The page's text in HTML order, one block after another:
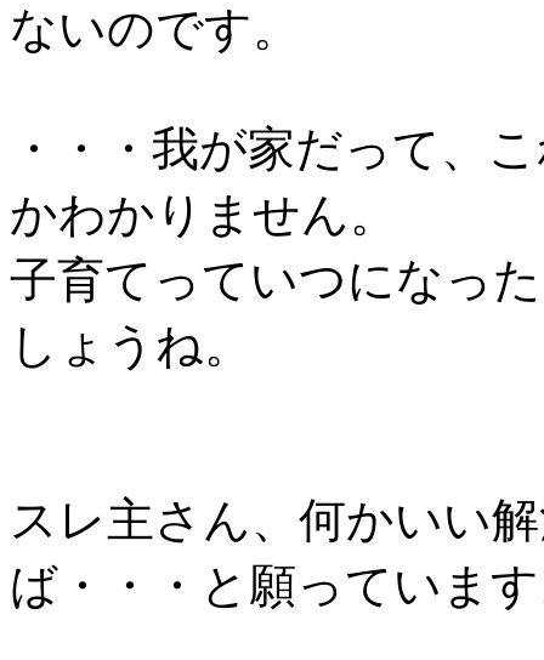
ないのです。
・・・我が家だって、
かわかりません。
子育てっていつになっ
しょうね。
スレ主さん、何かいい
ば・・・と願っていま